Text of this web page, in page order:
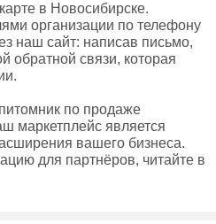
в Новосибирске.
организации по телефону
наш сайт: написав письмо,
обратной связи, которая
по продаже
маркетплейс является
вашего бизнеса.
для партнёров, читайте в